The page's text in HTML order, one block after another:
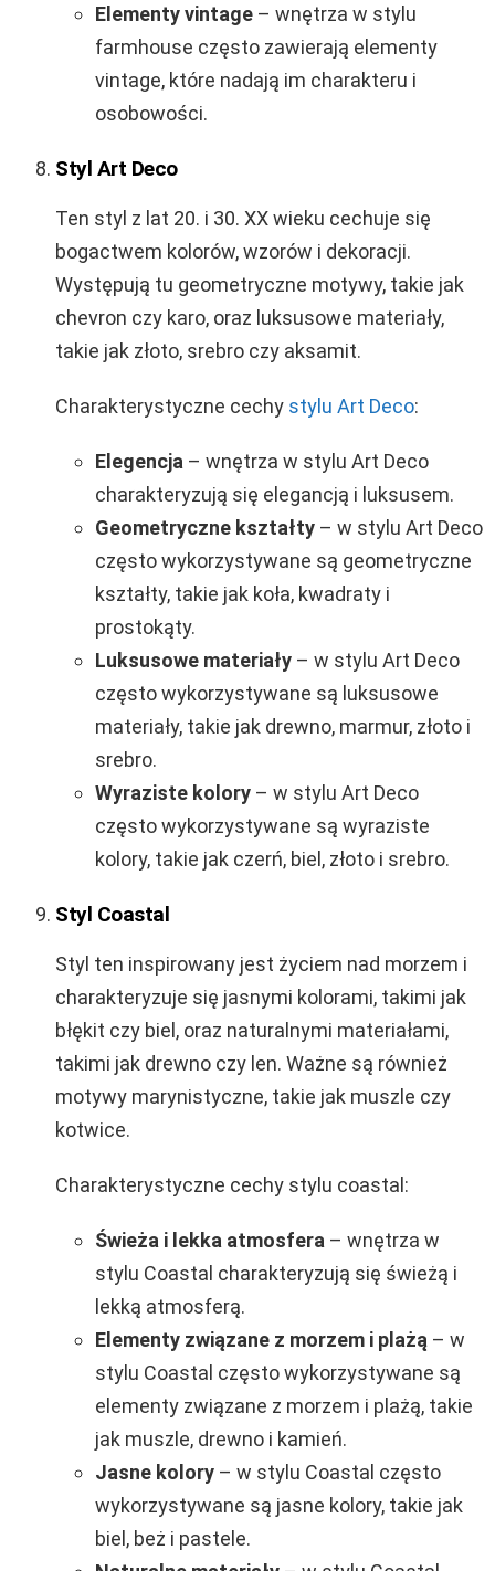
Elementy vintage – wnętrza w stylu
farmhouse często zawierają elementy
vintage, które nadają im charakteru i
osobowości.
Styl Art Deco
Ten styl z lat 20. i 30. XX wieku cechuje się
bogactwem kolorów, wzorów i dekoracji.
Występują tu geometryczne motywy, takie jak
chevron czy karo, oraz luksusowe materiały,
takie jak złoto, srebro czy aksamit.
Charakterystyczne cechy stylu Art Deco:
Elegencja – wnętrza w stylu Art Deco
charakteryzują się elegancją i luksusem.
Geometryczne kształty – w stylu Art Deco
często wykorzystywane są geometryczne
kształty, takie jak koła, kwadraty i
prostokąty.
Luksusowe materiały – w stylu Art Deco
często wykorzystywane są luksusowe
materiały, takie jak drewno, marmur, złoto i
srebro.
Wyraziste kolory – w stylu Art Deco
często wykorzystywane są wyraziste
kolory, takie jak czerń, biel, złoto i srebro.
Styl Coastal
Styl ten inspirowany jest życiem nad morzem i
charakteryzuje się jasnymi kolorami, takimi jak
błękit czy biel, oraz naturalnymi materiałami,
takimi jak drewno czy len. Ważne są również
motywy marynistyczne, takie jak muszle czy
kotwice.
Charakterystyczne cechy stylu coastal:
Świeża i lekka atmosfera – wnętrza w
stylu Coastal charakteryzują się świeżą i
lekką atmosferą.
Elementy związane z morzem i plażą – w
stylu Coastal często wykorzystywane są
elementy związane z morzem i plażą, takie
jak muszle, drewno i kamień.
Jasne kolory – w stylu Coastal często
wykorzystywane są jasne kolory, takie jak
biel, beż i pastele.